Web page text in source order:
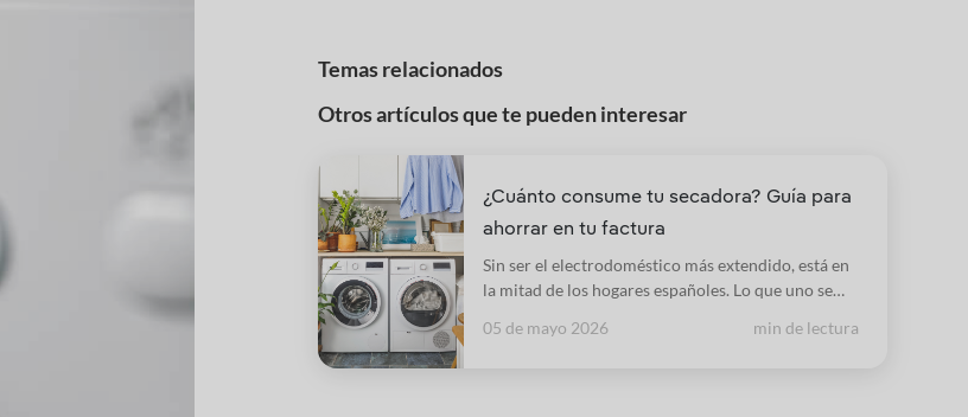
Temas relacionados
Otros artículos que te pueden interesar
¿Cuánto consume tu secadora? Guía para
ahorrar en tu factura
Sin ser el electrodoméstico más extendido, está en
la mitad de los hogares españoles. Lo que uno se
comodidad y rapidez, pero cuesta dinero.
05 de mayo 2026 min de lectura